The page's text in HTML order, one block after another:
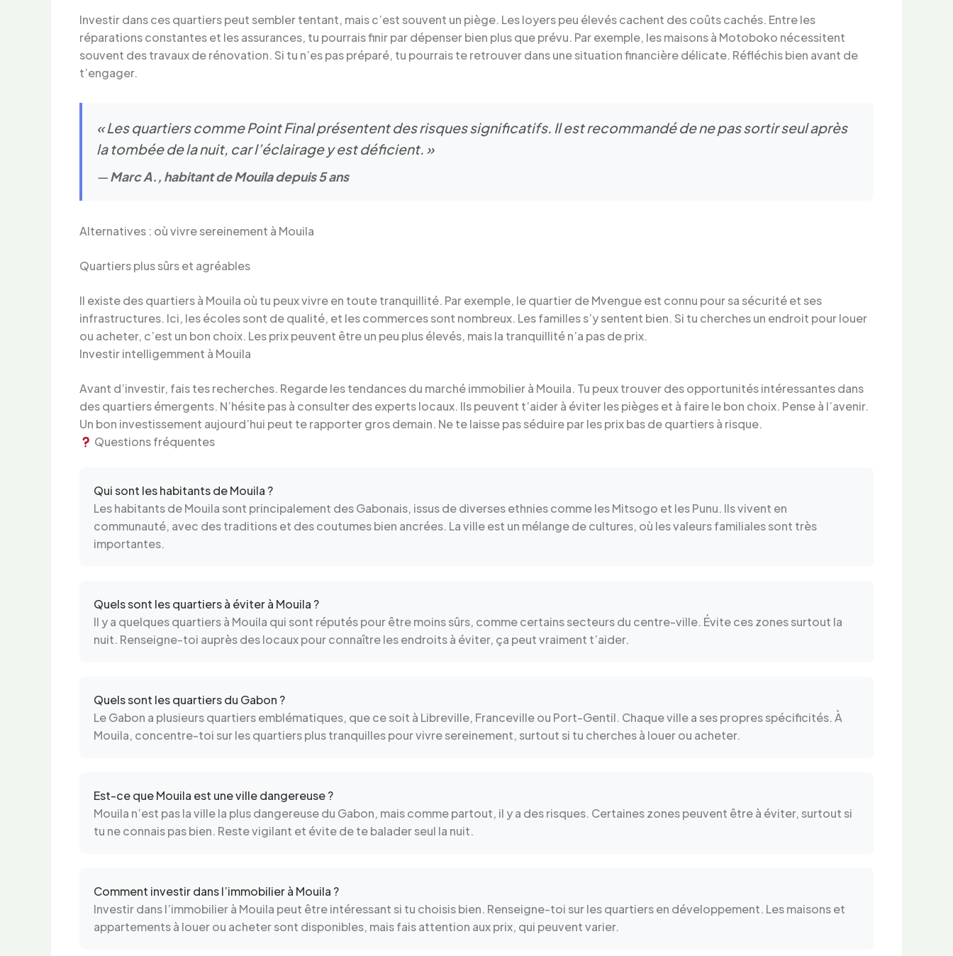
Investir dans ces quartiers peut sembler tentant, mais c’est souvent un piège. Les loyers peu élevés cachent des coûts cachés. Entre les
réparations constantes et les assurances, tu pourrais finir par dépenser bien plus que prévu. Par exemple, les maisons à Motoboko nécessitent
souvent des travaux de rénovation. Si tu n’es pas préparé, tu pourrais te retrouver dans une situation financière délicate. Réfléchis bien avant de
t’engager.
« Les quartiers comme Point Final présentent des risques significatifs. Il est recommandé de ne pas sortir seul après
la tombée de la nuit, car l’éclairage y est déficient. »
—Marc A., habitant de Mouila depuis 5 ans
Alternatives : où vivre sereinement à Mouila
Quartiers plus sûrs et agréables
Il existe des quartiers à Mouila où tu peux vivre en toute tranquillité. Par exemple, le quartier de Mvengue est connu pour sa sécurité et ses
infrastructures. Ici, les écoles sont de qualité, et les commerces sont nombreux. Les familles s’y sentent bien. Si tu cherches un endroit pour louer
ou acheter, c’est un bon choix. Les prix peuvent être un peu plus élevés, mais la tranquillité n’a pas de prix.
Investir intelligemment à Mouila
Avant d’investir, fais tes recherches. Regarde les tendances du marché immobilier à Mouila. Tu peux trouver des opportunités intéressantes dans
des quartiers émergents. N’hésite pas à consulter des experts locaux. Ils peuvent t’aider à éviter les pièges et à faire le bon choix. Pense à l’avenir.
Un bon investissement aujourd’hui peut te rapporter gros demain. Ne te laisse pas séduire par les prix bas de quartiers à risque.
Questions fréquentes
Qui sont les habitants de Mouila ?
Les habitants de Mouila sont principalement des Gabonais, issus de diverses ethnies comme les Mitsogo et les Punu. Ils vivent en
communauté, avec des traditions et des coutumes bien ancrées. La ville est un mélange de cultures, où les valeurs familiales sont très
importantes.
Quels sont les quartiers à éviter à Mouila ?
Il y a quelques quartiers à Mouila qui sont réputés pour être moins sûrs, comme certains secteurs du centre-ville. Évite ces zones surtout la
nuit. Renseigne-toi auprès des locaux pour connaître les endroits à éviter, ça peut vraiment t’aider.
Quels sont les quartiers du Gabon ?
Le Gabon a plusieurs quartiers emblématiques, que ce soit à Libreville, Franceville ou Port-Gentil. Chaque ville a ses propres spécificités. À
Mouila, concentre-toi sur les quartiers plus tranquilles pour vivre sereinement, surtout si tu cherches à louer ou acheter.
Est-ce que Mouila est une ville dangereuse ?
Mouila n’est pas la ville la plus dangereuse du Gabon, mais comme partout, il y a des risques. Certaines zones peuvent être à éviter, surtout si
tu ne connais pas bien. Reste vigilant et évite de te balader seul la nuit.
Comment investir dans l’immobilier à Mouila ?
Investir dans l’immobilier à Mouila peut être intéressant si tu choisis bien. Renseigne-toi sur les quartiers en développement. Les maisons et
appartements à louer ou acheter sont disponibles, mais fais attention aux prix, qui peuvent varier.